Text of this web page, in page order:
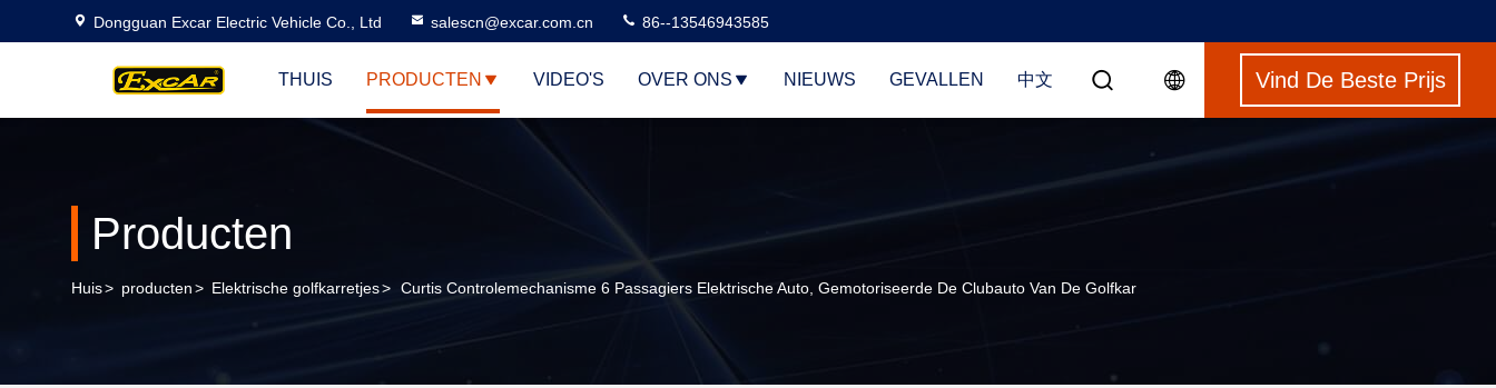
Dongguan Excar Electric Vehicle Co., Ltd salescn@excar.com.cn 86--13546943585
THUIS PRODUCTEN VIDEO'S OVER ONS NIEUWS GEVALLEN 中文 Vind De Beste Prijs
Producten
Huis> producten> Elektrische golfkarretjes> Curtis Controlemechanisme 6 Passagiers Elektrische Auto, Gemotoriseerde De Clubauto Van De Golfkar